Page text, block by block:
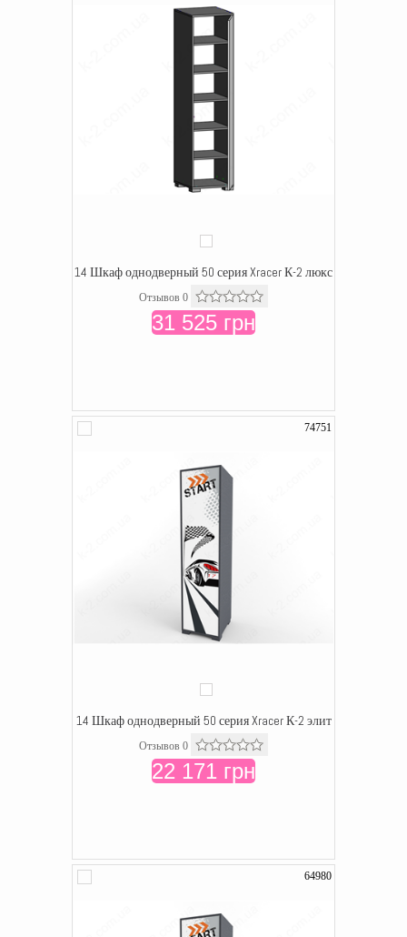
14 Шкаф однодверный 50 серия Xracer К-2 люкс
Отзывов 0
31 525 грн
74751
14 Шкаф однодверный 50 серия Xracer К-2 элит
Отзывов 0
22 171 грн
64980